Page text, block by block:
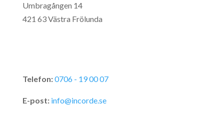
Umbragången 14
421 63 Västra Frölunda
Telefon:0706 - 19 00 07
E-post: info@incorde.se